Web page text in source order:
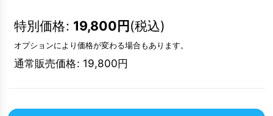
特別価格: 19,800円(税込)
オプションにより価格が変わる場合もあります。
通常販売価格: 19,800円